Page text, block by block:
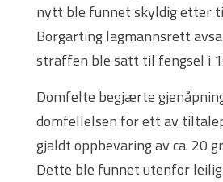
nytt ble funnet skyldig etter
Borgarting lagmannsrett
straffen ble satt til fengsel i
Domfelte begjærte
domfellelsen for ett av
gjaldt oppbevaring av ca. 20
Dette ble funnet utenfor